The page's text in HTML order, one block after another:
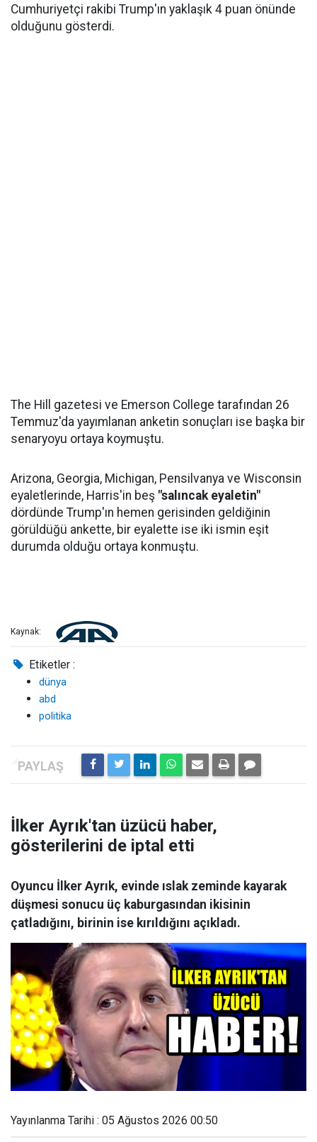
Cumhuriyetçi rakibi Trump'ın yaklaşık 4 puan önünde
olduğunu gösterdi.
The Hill gazetesi ve Emerson College tarafından 26
Temmuz'da yayımlanan anketin sonuçları ise başka bir
senaryoyu ortaya koymuştu.
Arizona, Georgia, Michigan, Pensilvanya ve Wisconsin
eyaletlerinde, Harris'in beş "salıncak eyaletin"
dördünde Trump'ın hemen gerisinden geldiğinin
görüldüğü ankette, bir eyalette ise iki ismin eşit
durumda olduğu ortaya konmuştu.
Kaynak:
Etiketler :
dünya
abd
politika
İlker Ayrık'tan üzücü haber,
gösterilerini de iptal etti
Oyuncu İlker Ayrık, evinde ıslak zeminde kayarak
düşmesi sonucu üç kaburgasından ikisinin
çatladığını, birinin ise kırıldığını açıkladı.
Yayınlanma Tarihi : 05 Ağustos 2026 00:50